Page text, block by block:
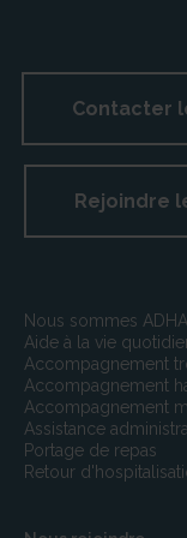
31090 Toulouse
par les premier,
l’article L.450-1
Contacter
Rejoindre
Nous sommes
Aide à la vie
Accompagnement
Accompagnement
Accompagnement
Assistance
Portage de repas
Retour